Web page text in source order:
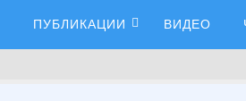
ПУБЛИКАЦИИ ВИДЕО